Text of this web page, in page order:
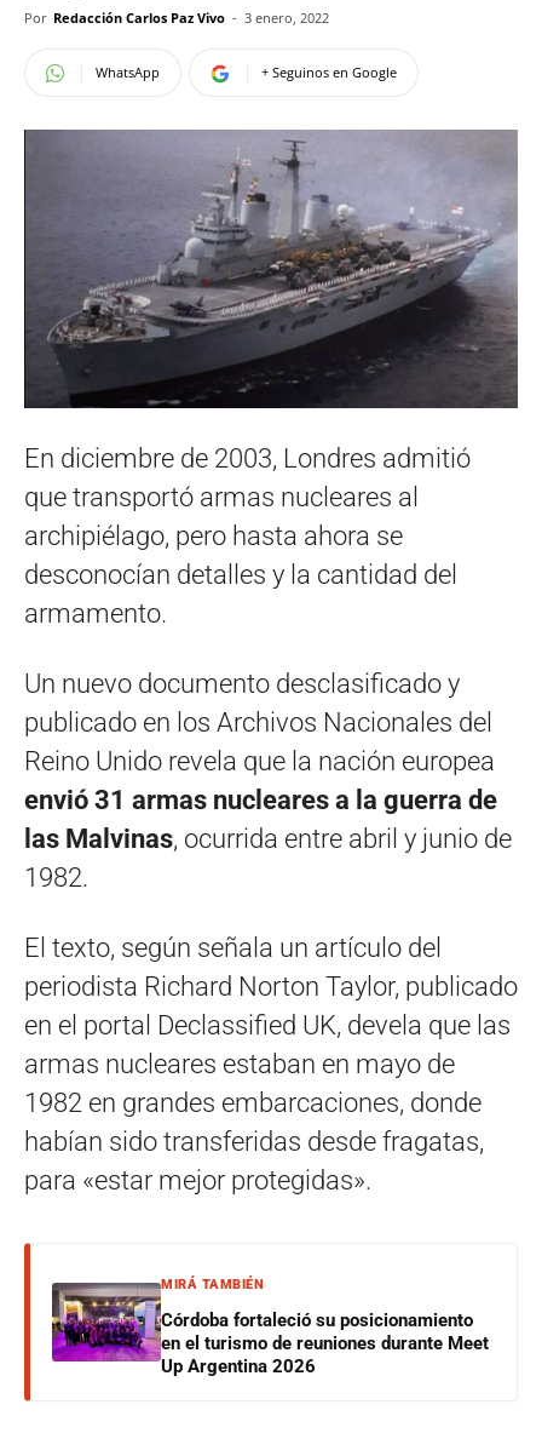
Por Redacción Carlos Paz Vivo - 3 enero, 2022
WhatsApp + Seguinos en Google
En diciembre de 2003, Londres admitió
que transportó armas nucleares al
archipiélago, pero hasta ahora se
desconocían detalles y la cantidad del
armamento.
Un nuevo documento desclasificado y
publicado en los Archivos Nacionales del
Reino Unido revela que la nación europea
envió 31 armas nucleares a la guerra de
las Malvinas, ocurrida entre abril y junio de
1982.
El texto, según señala un artículo del
periodista Richard Norton Taylor, publicado
en el portal Declassified UK, devela que las
armas nucleares estaban en mayo de
1982 en grandes embarcaciones, donde
habían sido transferidas desde fragatas,
para «estar mejor protegidas».
MIRÁ TAMBIÉN
Córdoba fortaleció su posicionamiento
en el turismo de reuniones durante Meet
Up Argentina 2026